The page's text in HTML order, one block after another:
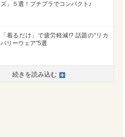
ズ」５選！プチプラでコンパクト♪
「着るだけ」で疲労軽減!? 話題の“リカ
バリーウェア”5選
続きを読み込む